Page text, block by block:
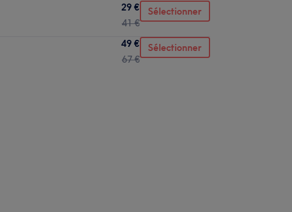
29 €
41 €
Sélectionner
49 €
67 €
Sélectionner